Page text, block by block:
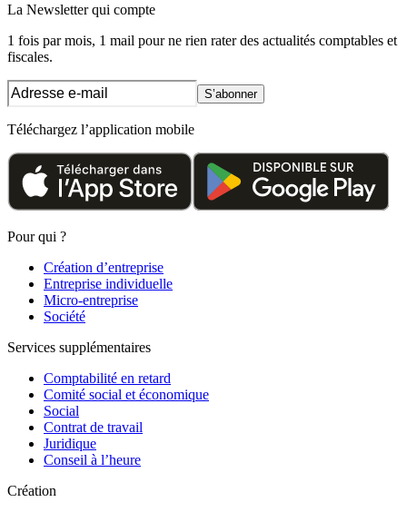
La Newsletterqui compte
1 fois par mois, 1 mail pour ne rien rater des actualités comptables et
fiscales.
S’abonner
Téléchargez l’application mobile
Pour qui ?
Création d’entreprise
Entreprise individuelle
Micro-entreprise
Société
Services supplémentaires
Comptabilité en retard
Comité social et économique
Social
Contrat de travail
Juridique
Conseil à l’heure
Création